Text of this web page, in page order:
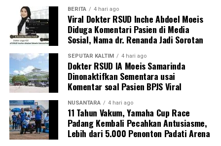
BERITA 4 hari ago
Viral Dokter RSUD Inche Abdoel Moeis
Diduga Komentari Pasien di Media
Sosial, Nama dr. Renanda Jadi Sorotan
SEPUTAR KALTIM 4 hari ago
Dokter RSUD IA Moeis Samarinda
Dinonaktifkan Sementara usai
Komentar soal Pasien BPJS Viral
NUSANTARA 4 hari ago
11 Tahun Vakum, Yamaha Cup Race
Padang Kembali Pecahkan Antusiasme,
Lebih dari 5.000 Penonton Padati Arena